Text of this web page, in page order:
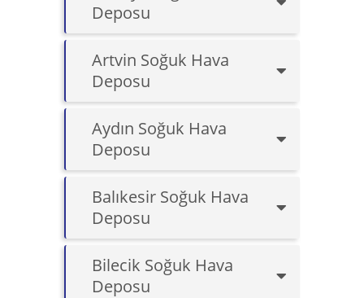
Deposu
Artvin Soğuk Hava
Deposu
Aydın Soğuk Hava
Deposu
Balıkesir Soğuk Hava
Deposu
Bilecik Soğuk Hava
Deposu